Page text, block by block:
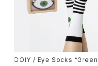
DOIY / Eye Socks